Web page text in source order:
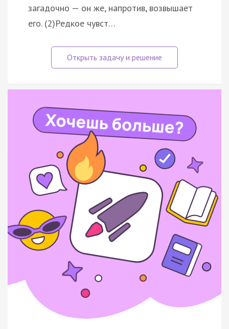
загадочно — он же, напротив, возвышает
его. (2)Редкое чувст…